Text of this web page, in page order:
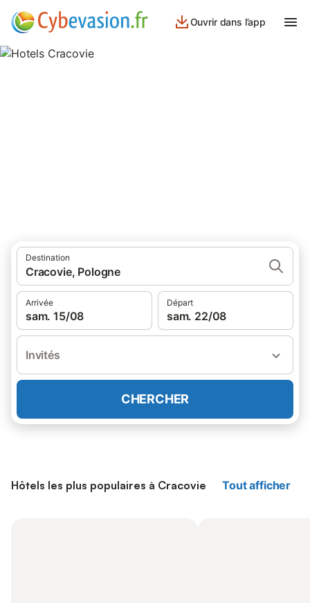
Ouvrir dans l’app
Destination
Cracovie, Pologne
Arrivée
sam. 15/08
Départ
sam. 22/08
Invités
CHERCHER
Hôtels les plus populaires à Cracovie Tout afficher